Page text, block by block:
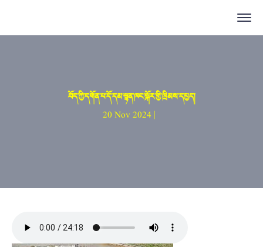
བོད་ཀྱི་དགོན་པ་དོ་དམ་ལྷན་ཁང་སྐོར་གྱི་ཁྲིམས་དཔྱད།
20 Nov 2024 |